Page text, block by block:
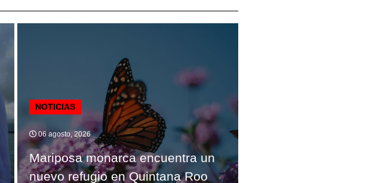
NOTICIAS
06 agosto, 2026
Mariposa monarca encuentra un
nuevo refugio en Quintana Roo